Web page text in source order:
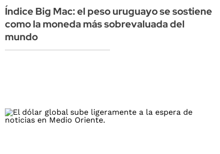
Índice Big Mac: el peso uruguayo se sostiene
como la moneda más sobrevaluada del
mundo